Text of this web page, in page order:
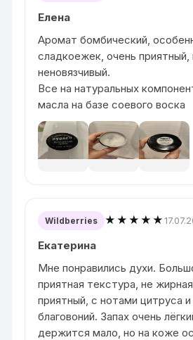
Елена
Аромат бомбический,
сладкоежек, очень
неновязчивый.
Все на натуральных
масла на базе соевого воска
Wildberries ★★★★★
Екатерина
Мне понравились духи.
приятная текстура, не
приятный, с нотами цитруса
благовоний. Запах очень
держится мало, но на коже